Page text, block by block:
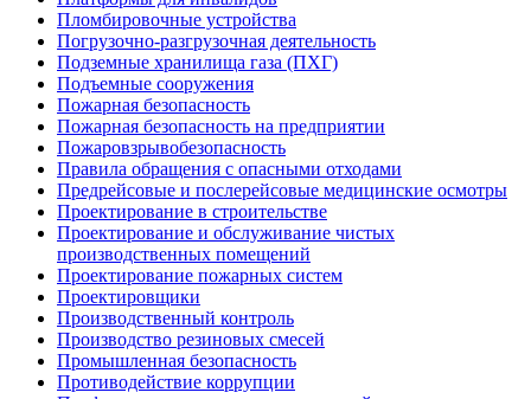
Пломбировочные устройства
Погрузочно-разгрузочная деятельность
Подземные хранилища газа (ПХГ)
Подъемные сооружения
Пожарная безопасность
Пожарная безопасность на предприятии
Пожаровзрывобезопасность
Правила обращения с опасными отходами
Предрейсовые и послерейсовые медицинские осмотры
Проектирование в строительстве
Проектирование и обслуживание чистых
производственных помещений
Проектирование пожарных систем
Проектировщики
Производственный контроль
Производство резиновых смесей
Промышленная безопасность
Противодействие коррупции